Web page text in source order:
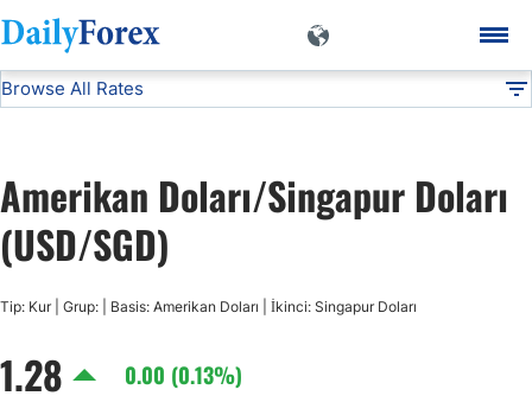
DF Currencies USD/SGD
Browse All Rates
USD/CHF
Amerikan Doları/Singapur Doları
(USD/SGD)
Tip: Kur | Grup: | Basis: Amerikan Doları | İkinci: Singapur Doları
1.28 0.00 (0.13%)